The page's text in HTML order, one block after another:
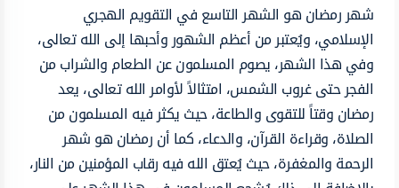
شهر رمضان هو الشهر التاسع في التقويم الهجري
الإسلامي، ويُعتبر من أعظم الشهور وأحبها إلى الله تعالى،
وفي هذا الشهر، يصوم المسلمون عن الطعام والشراب من
الفجر حتى غروب الشمس، امتثالاً لأوامر الله تعالى، يعد
رمضان وقتاً للتقوى والطاعة، حيث يكثر فيه المسلمون من
الصلاة، وقراءة القرآن، والدعاء، كما أن رمضان هو شهر
الرحمة والمغفرة، حيث يُعتق الله فيه رقاب المؤمنين من النار،